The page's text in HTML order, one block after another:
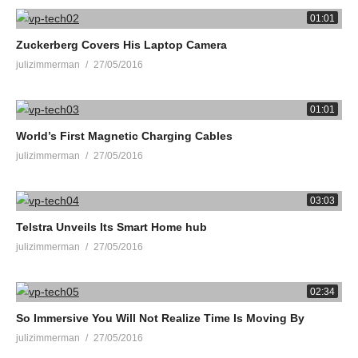
01:01
Zuckerberg Covers His Laptop Camera
julizimmerman 27/05/2016
01:01
World’s First Magnetic Charging Cables
julizimmerman 27/05/2016
03:03
Telstra Unveils Its Smart Home hub
julizimmerman 27/05/2016
02:34
So Immersive You Will Not Realize Time Is Moving By
julizimmerman 27/05/2016